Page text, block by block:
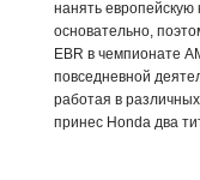
нанять
основательно,
EBR в чемпионате
повседневной
работая в
принес Honda два